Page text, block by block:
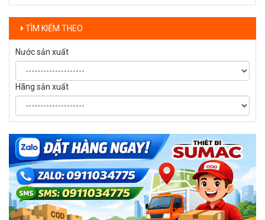
TÌM KIẾM THEO
Nước sản xuất
Hãng sản xuất